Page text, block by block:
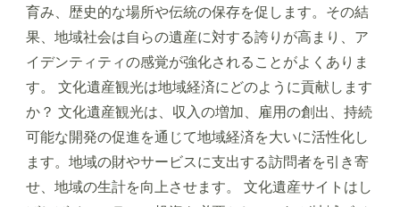
育み、歴史的な場所や伝統の保存を促します。その結
果、地域社会は自らの遺産に対する誇りが高まり、ア
イデンティティの感覚が強化されることがよくありま
す。 文化遺産観光は地域経済にどのように貢献します
か？ 文化遺産観光は、収入の増加、雇用の創出、持続
可能な開発の促進を通じて地域経済を大いに活性化し
ます。地域の財やサービスに支出する訪問者を引き寄
せ、地域の生計を向上させます。 文化遺産サイトはし